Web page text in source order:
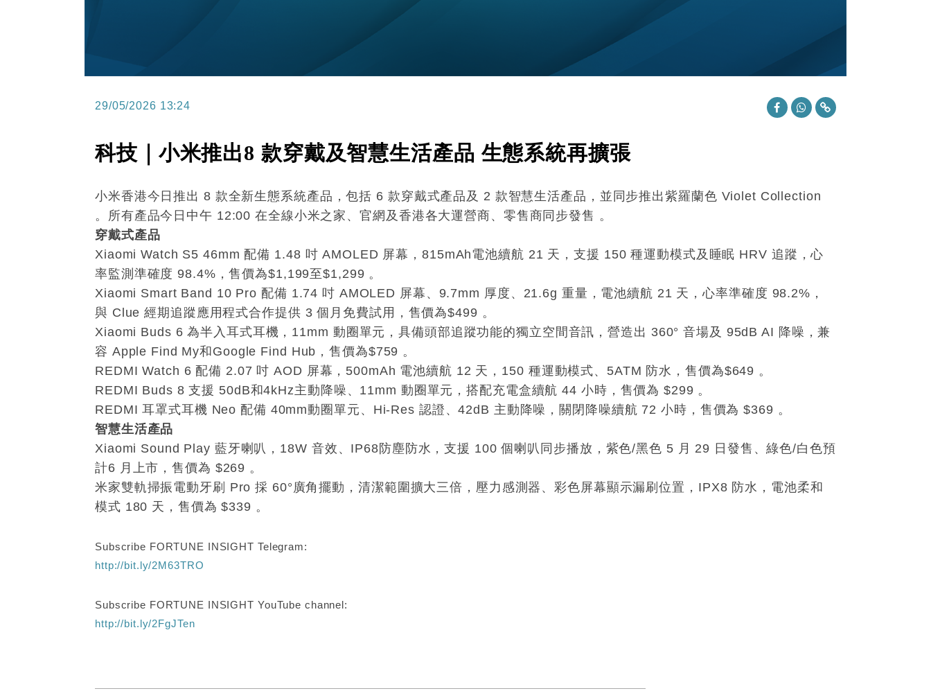
29/05/2026 13:24
科技｜小米推出8 款穿戴及智慧生活產品 生態系統再擴張
小米香港今日推出 8 款全新生態系統產品，包括 6 款穿戴式產品及 2 款智慧生活產品，並同步推出紫羅蘭色 Violet Collection
。所有產品今日中午 12:00 在全線小米之家、官網及香港各大運營商、零售商同步發售 。
穿戴式產品
Xiaomi Watch S5 46mm 配備 1.48 吋 AMOLED 屏幕，815mAh電池續航 21 天，支援 150 種運動模式及睡眠 HRV 追蹤，心
率監測準確度 98.4%，售價為$1,199至$1,299 。
Xiaomi Smart Band 10 Pro 配備 1.74 吋 AMOLED 屏幕、9.7mm 厚度、21.6g 重量，電池續航 21 天，心率準確度 98.2%，
與 Clue 經期追蹤應用程式合作提供 3 個月免費試用，售價為$499 。
Xiaomi Buds 6 為半入耳式耳機，11mm 動圈單元，具備頭部追蹤功能的獨立空間音訊 ，營造出 360° 音場及 95dB AI 降噪，兼
容 Apple Find My和Google Find Hub，售價為$759 。
REDMI Watch 6 配備 2.07 吋 AOD 屏幕，500mAh 電池續航 12 天，150 種運動模式、5ATM 防水，售價為$649 。
REDMI Buds 8 支援 50dB和4kHz主動降噪、11mm 動圈單元，搭配充電盒續航 44 小時，售價為 $299 。
REDMI 耳罩式耳機 Neo 配備 40mm動圈單元、Hi-Res 認證、42dB 主動降噪，關閉降噪續航 72 小時，售價為 $369 。
智慧生活產品
Xiaomi Sound Play 藍牙喇叭，18W 音效、IP68防塵防水，支援 100 個喇叭同步播放，紫色/黑色 5 月 29 日發售、綠色/白色預
計6 月上市，售價為 $269 。
米家雙軌掃振電動牙刷 Pro 採 60°廣角擺動，清潔範圍擴大三倍，壓力感測器、彩色屏幕顯示漏刷位置，IPX8 防水，電池柔和
模式 180 天，售價為 $339 。
Subscribe FORTUNE INSIGHT Telegram:
http://bit.ly/2M63TRO
Subscribe FORTUNE INSIGHT YouTube channel:
http://bit.ly/2FgJTen